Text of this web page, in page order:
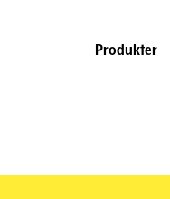
Produkter